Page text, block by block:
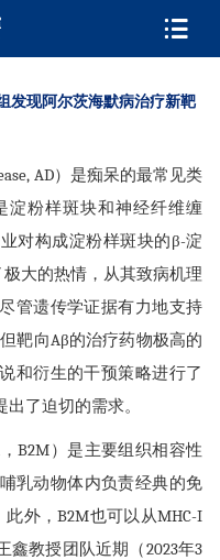
发现阿尔茨海默病治疗新靶
AD）是痴呆的最常见类
淀粉样斑块和神经纤维缠
对构成淀粉样斑块的β-淀
大的热情，从其致病机理
管遗传学证据有力地支持
靶向Aβ的治疗药物极高的
和衍生的干预策略进行了
了迫切的需求。
B2M）是主要组织相容性
乳动物体内负责经典的免
外，B2M也可以从MHC-I
鑫教授团队近期（2023年3